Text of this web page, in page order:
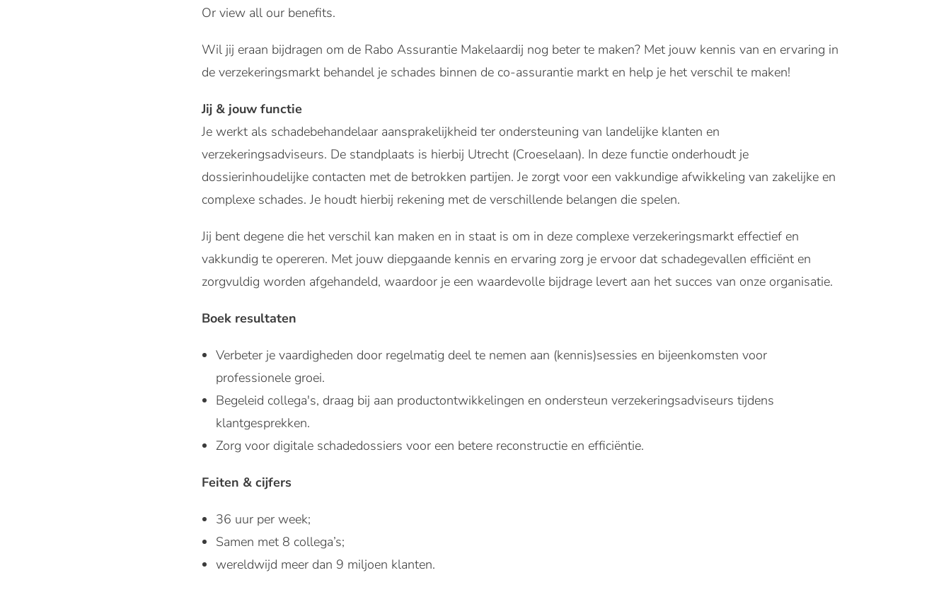
Or view all our benefits.
Wil jij eraan bijdragen om de Rabo Assurantie Makelaardij nog beter te maken? Met jouw kennis van en ervaring in
de verzekeringsmarkt behandel je schades binnen de co-assurantie markt en help je het verschil te maken!
Jij & jouw functie
Je werkt als schadebehandelaar aansprakelijkheid ter ondersteuning van landelijke klanten en
verzekeringsadviseurs. De standplaats is hierbij Utrecht (Croeselaan). In deze functie onderhoudt je
dossierinhoudelijke contacten met de betrokken partijen. Je zorgt voor een vakkundige afwikkeling van zakelijke en
complexe schades. Je houdt hierbij rekening met de verschillende belangen die spelen.
Jij bent degene die het verschil kan maken en in staat is om in deze complexe verzekeringsmarkt effectief en
vakkundig te opereren. Met jouw diepgaande kennis en ervaring zorg je ervoor dat schadegevallen efficiënt en
zorgvuldig worden afgehandeld, waardoor je een waardevolle bijdrage levert aan het succes van onze organisatie.
Boek resultaten
Verbeter je vaardigheden door regelmatig deel te nemen aan (kennis)sessies en bijeenkomsten voor
professionele groei.
Begeleid collega's, draag bij aan productontwikkelingen en ondersteun verzekeringsadviseurs tijdens
klantgesprekken.
Zorg voor digitale schadedossiers voor een betere reconstructie en efficiëntie.
Feiten & cijfers
36 uur per week;
Samen met 8 collega’s;
wereldwijd meer dan 9 miljoen klanten.